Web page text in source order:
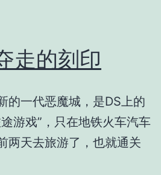
走的刻印
的一代恶魔城，是DS上的
游戏”，只在地铁火车汽车
两天去旅游了，也就通关